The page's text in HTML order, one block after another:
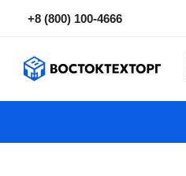
+8 (800) 100-4666